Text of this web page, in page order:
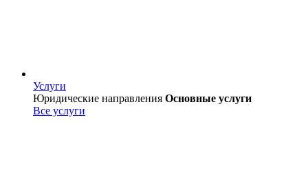
Услуги
Услуги
Юридические направления Основные услуги
Все услуги